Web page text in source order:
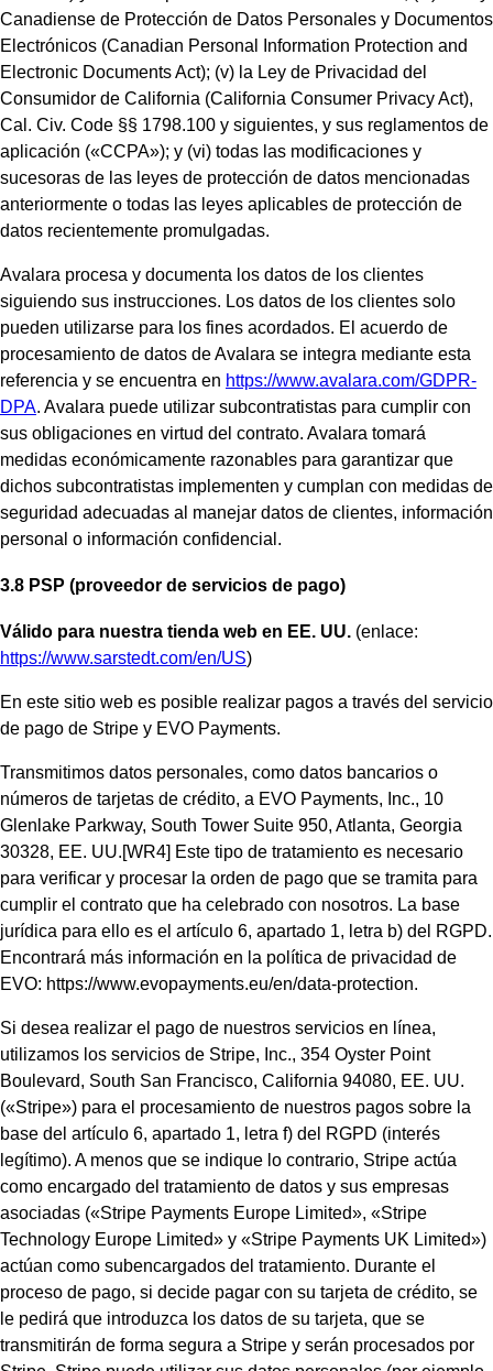
Canadiense de Protección de Datos Personales y Documentos
Electrónicos (Canadian Personal Information Protection and
Electronic Documents Act); (v) la Ley de Privacidad del
Consumidor de California (California Consumer Privacy Act),
Cal. Civ. Code §§ 1798.100 y siguientes, y sus reglamentos de
aplicación («CCPA»); y (vi) todas las modificaciones y
sucesoras de las leyes de protección de datos mencionadas
anteriormente o todas las leyes aplicables de protección de
datos recientemente promulgadas.
Avalara procesa y documenta los datos de los clientes
siguiendo sus instrucciones. Los datos de los clientes solo
pueden utilizarse para los fines acordados. El acuerdo de
procesamiento de datos de Avalara se integra mediante esta
referencia y se encuentra en https://www.avalara.com/GDPR-
DPA. Avalara puede utilizar subcontratistas para cumplir con
sus obligaciones en virtud del contrato. Avalara tomará
medidas económicamente razonables para garantizar que
dichos subcontratistas implementen y cumplan con medidas de
seguridad adecuadas al manejar datos de clientes, información
personal o información confidencial.
3.8 PSP (proveedor de servicios de pago)
Válido para nuestra tienda web en EE. UU. (enlace:
https://www.sarstedt.com/en/US)
En este sitio web es posible realizar pagos a través del servicio
de pago de Stripe y EVO Payments.
Transmitimos datos personales, como datos bancarios o
números de tarjetas de crédito, a EVO Payments, Inc., 10
Glenlake Parkway, South Tower Suite 950, Atlanta, Georgia
30328, EE. UU.[WR4] Este tipo de tratamiento es necesario
para verificar y procesar la orden de pago que se tramita para
cumplir el contrato que ha celebrado con nosotros. La base
jurídica para ello es el artículo 6, apartado 1, letra b) del RGPD.
Encontrará más información en la política de privacidad de
EVO: https://www.evopayments.eu/en/data-protection.
Si desea realizar el pago de nuestros servicios en línea,
utilizamos los servicios de Stripe, Inc., 354 Oyster Point
Boulevard, South San Francisco, California 94080, EE. UU.
(«Stripe») para el procesamiento de nuestros pagos sobre la
base del artículo 6, apartado 1, letra f) del RGPD (interés
legítimo). A menos que se indique lo contrario, Stripe actúa
como encargado del tratamiento de datos y sus empresas
asociadas («Stripe Payments Europe Limited», «Stripe
Technology Europe Limited» y «Stripe Payments UK Limited»)
actúan como subencargados del tratamiento. Durante el
proceso de pago, si decide pagar con su tarjeta de crédito, se
le pedirá que introduzca los datos de su tarjeta, que se
transmitirán de forma segura a Stripe y serán procesados por